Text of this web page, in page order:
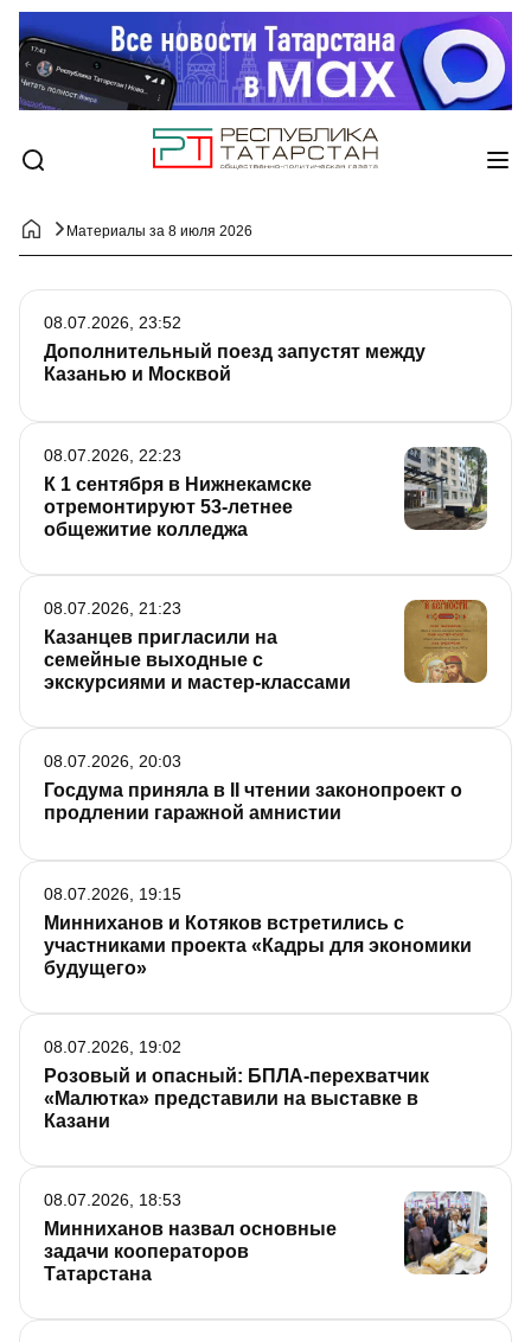
Материалы за 8 июля 2026
Дополнительный поезд запустят между
Казанью и Москвой
08.07.2026, 23:52
К 1 сентября в Нижнекамске
отремонтируют 53-летнее
общежитие колледжа
08.07.2026, 22:23
Казанцев пригласили на
семейные выходные с
экскурсиями и мастер-классами
08.07.2026, 21:23
Госдума приняла в II чтении законопроект о
продлении гаражной амнистии
08.07.2026, 20:03
Минниханов и Котяков встретились с
участниками проекта «Кадры для экономики
будущего»
08.07.2026, 19:15
Розовый и опасный: БПЛА-перехватчик
«Малютка» представили на выставке в
Казани
08.07.2026, 19:02
Минниханов назвал основные
задачи кооператоров
Татарстана
08.07.2026, 18:53